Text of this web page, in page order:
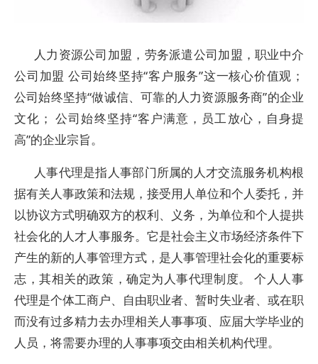
人力资源公司加盟，劳务派遣公司加盟，职业中介
公司加盟 公司始终坚持“客户服务”这一核心价值观；
公司始终坚持“做诚信、可靠的人力资源服务商”的企业
文化； 公司始终坚持“客户满意，员工放心，自身提
高”的企业宗旨。
人事代理是指人事部门所属的人才交流服务机构根
据有关人事政策和法规，接受用人单位和个人委托，并
以协议方式明确双方的权利、义务，为单位和个人提拱
社会化的人才人事服务。它是社会主义市场经济条件下
产生的新的人事管理方式，是人事管理社会化的重要标
志，其相关的政策，确定为人事代理制度。 个人人事
代理是个体工商户、自由职业者、暂时失业者、或在职
而没有过多精力去办理相关人事事项、应届大学毕业的
人员，将需要办理的人事事项交由相关机构代理。